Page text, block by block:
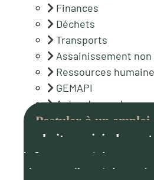
Finances
Déchets
Transports
Assainissement
Ressources
GEMAPI
Autre demande
Postuler à un emploi
souhaitez rejoindre
la Communauté de
c'est contribuer à des